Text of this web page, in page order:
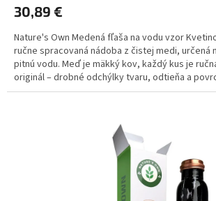
30,89 €
Nature's Own Medená fľaša na vodu vzor
ručne spracovaná nádoba z čistej medi, určená
pitnú vodu. Meď je mäkký kov, každý kus je
originál – drobné odchýlky tvaru, odtieňa a
prirodzenou vlastnosťou materiálu. Určené
studenú vodu. Nie na kyslé nápoje (citrón,
max. 8 – 12 h. Nevhodné pre deti, tehotné a